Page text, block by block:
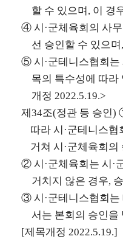
할 수 있으며 , 이 경
④ 시 ·군체육회의 사
선 승인할 수 있으며
⑤ 시 ·군테니스협회는
목의 특수성에 따라
개정2022.5.19.>
제34조(정관 등 승인)
따라 시 ·군테니스협
거쳐 시 ·군체육회의
② 시 ·군체육회는 시 ·
거치지 않은 경우,
③ 시 ·군테니스협회
서는 본회의 승인을
[제목개정 2022.5.19.]